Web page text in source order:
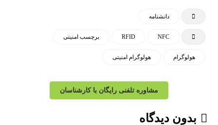
دانشنامه
NFC
RFID برچسب امنیتی
هولوگرام هولوگرام امنیتی
مشاوره تلفنی رایگان با کارشناسان
بدون دیدگاه